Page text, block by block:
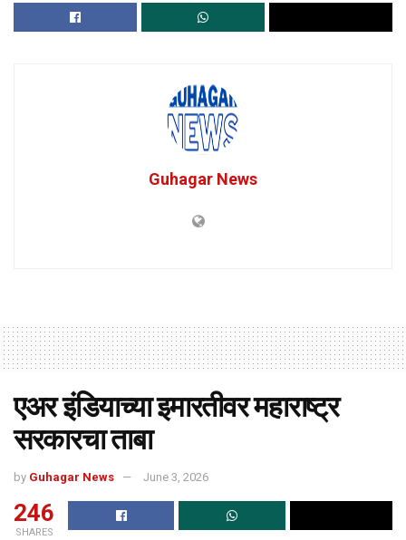
Guhagar News
एअर इंडियाच्या इमारतीवर महाराष्ट्र
सरकारचा ताबा
by Guhagar News June 3, 2026
246
SHARES